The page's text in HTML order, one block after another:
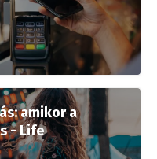
amikor a
- Life